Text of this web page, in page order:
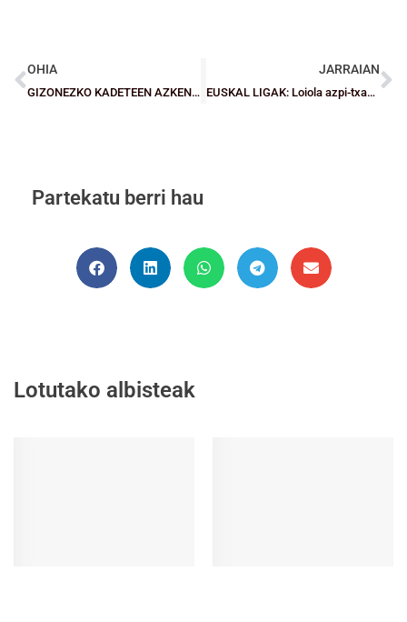
OHIA
GIZONEZKO KADETEEN AZKEN FASEA: Titulua lortu du Leioak Santurtziri irabazita (61-50)
JARRAIAN
EUSKAL LIGAK: Loiola azpi-txapeldun eta Gernikak Espainiako txapelketarako txartela lortu du Emakumezko Kadeteetan
Partekatu berri hau
Lotutako albisteak